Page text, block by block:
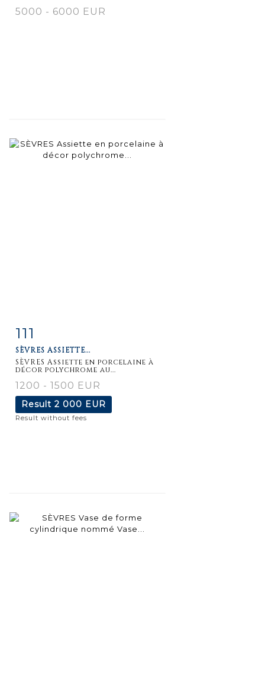
5000 - 6000 EUR
Item detail
111
SÈVRES ASSIETTE...
SÈVRES Assiette en porcelaine à
décor polychrome au...
1200 - 1500 EUR
Result 2 000 EUR
Result without fees